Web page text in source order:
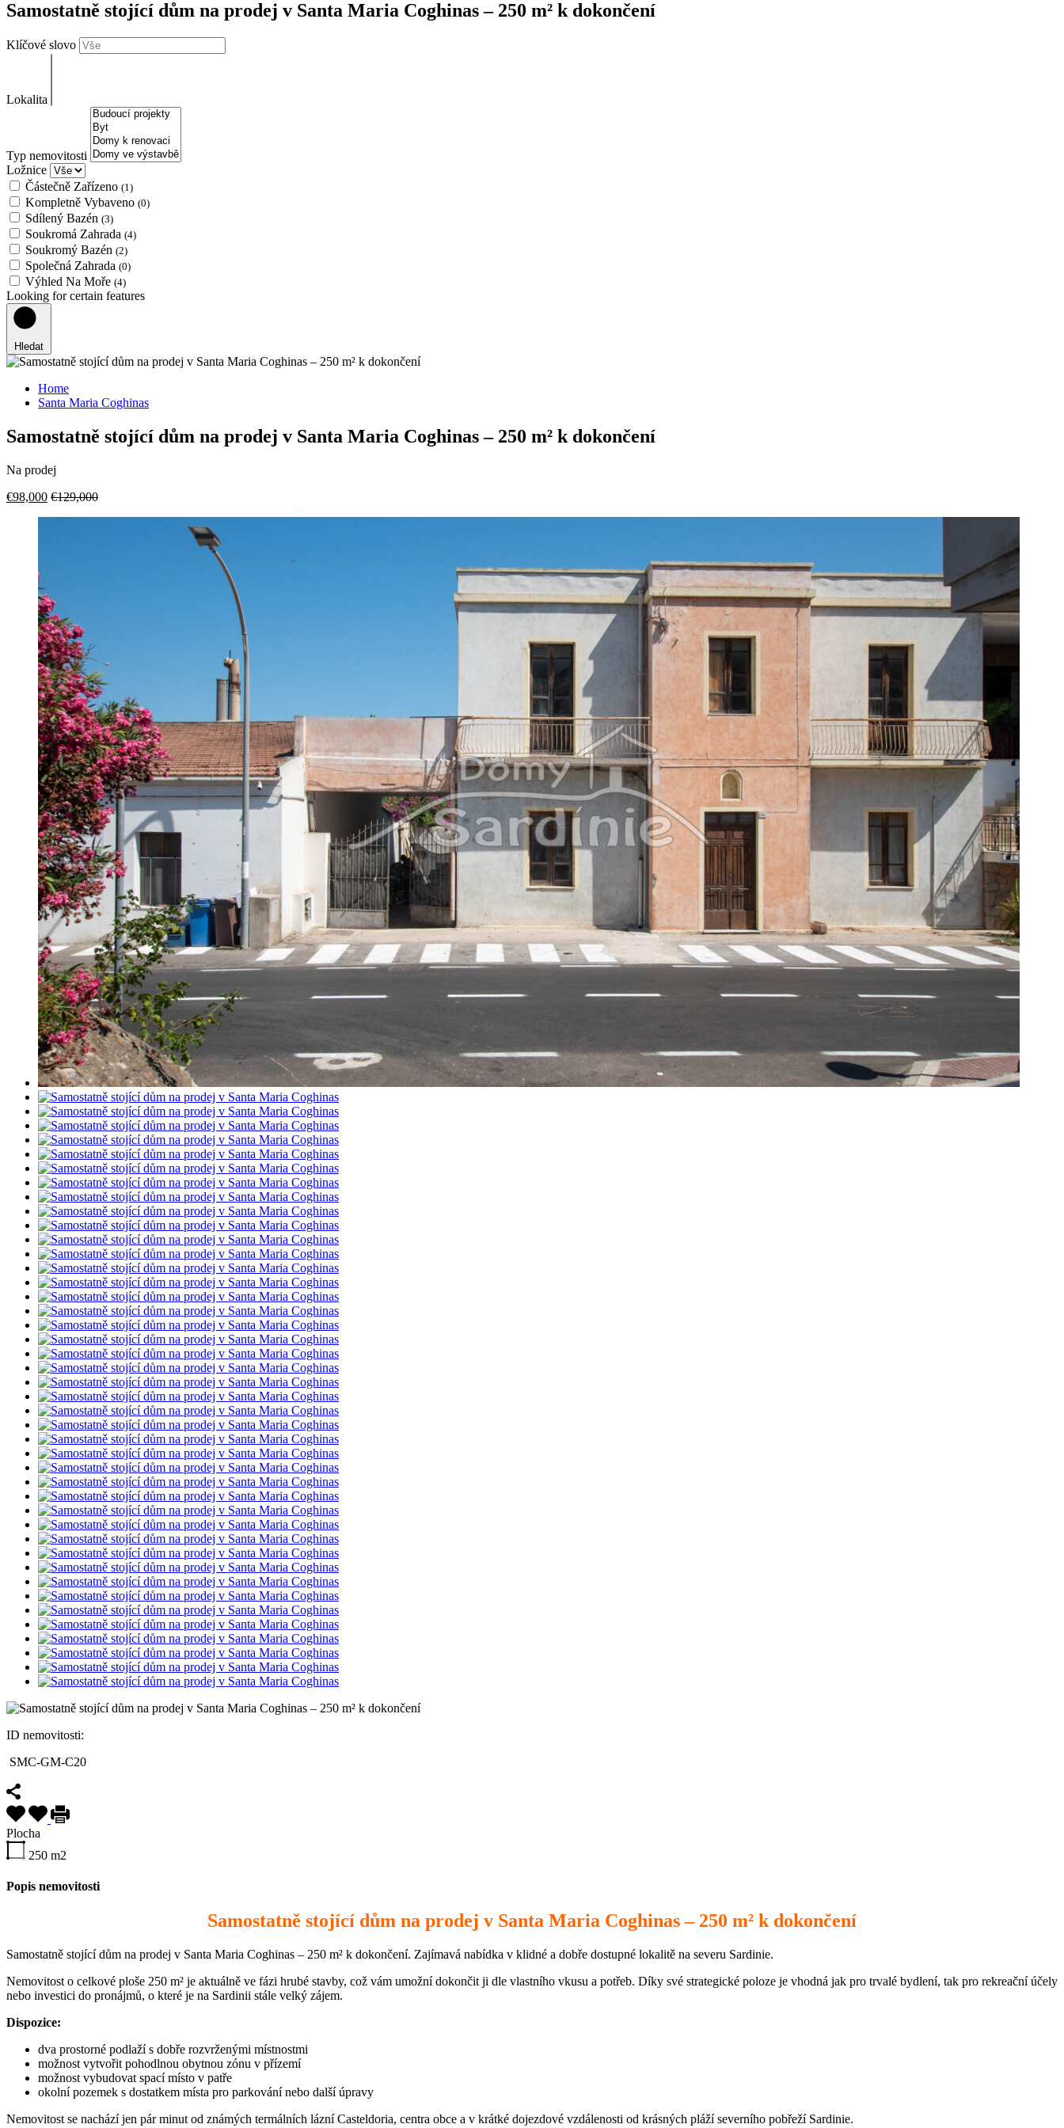
Samostatně stojící dům na prodej v Santa Maria Coghinas – 250 m² k dokončení
Klíčové slovo
Lokalita
Typ nemovitosti
Ložnice
Částečně Zařízeno (1)
Kompletně Vybaveno (0)
Sdílený Bazén (3)
Soukromá Zahrada (4)
Soukromý Bazén (2)
Společná Zahrada (0)
Výhled Na Moře (4)
Looking for certain features
Hledat
Home
Santa Maria Coghinas
Samostatně stojící dům na prodej v Santa Maria Coghinas – 250 m² k dokončení
Na prodej
€98,000 €129,000
ID nemovitosti:
SMC-GM-C20
Plocha
250 m2
Popis nemovitosti
Samostatně stojící dům na prodej v Santa Maria Coghinas – 250 m² k dokončení
Samostatně stojící dům na prodej v Santa Maria Coghinas – 250 m² k dokončení. Zajímavá nabídka v klidné a dobře dostupné lokalitě na severu Sardinie.
Nemovitost o celkové ploše 250 m² je aktuálně ve fázi hrubé stavby, což vám umožní dokončit ji dle vlastního vkusu a potřeb. Díky své strategické poloze je vhodná jak pro trvalé bydlení, tak pro rekreační účely
nebo investici do pronájmů, o které je na Sardinii stále velký zájem.
Dispozice:
dva prostorné podlaží s dobře rozvrženými místnostmi
možnost vytvořit pohodlnou obytnou zónu v přízemí
možnost vybudovat spací místo v patře
okolní pozemek s dostatkem místa pro parkování nebo další úpravy
Nemovitost se nachází jen pár minut od známých termálních lázní Casteldoria, centra obce a v krátké dojezdové vzdálenosti od krásných pláží severního pobřeží Sardinie.